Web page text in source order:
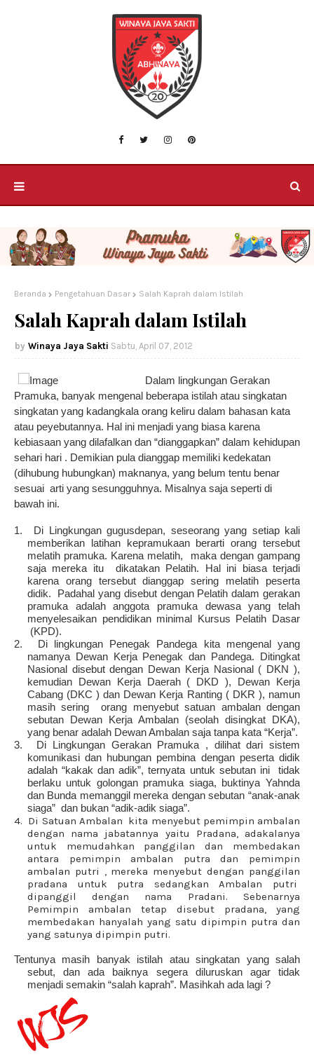
Beranda Pengetahuan Dasar Salah Kaprah dalam Istilah
Salah Kaprah dalam Istilah
Winaya Jaya Sakti Sabtu, April 07, 2012
Dalam lingkungan Gerakan
Pramuka, banyak mengenal beberapa istilah atau singkatan
singkatan yang kadangkala orang keliru dalam bahasan kata
atau peyebutannya. Hal ini menjadi yang biasa karena
kebiasaan yang dilafalkan dan “dianggapkan” dalam kehidupan
sehari hari . Demikian pula dianggap memiliki kedekatan
(dihubung hubungkan) maknanya, yang belum tentu benar
sesuai arti yang sesungguhnya. Misalnya saja seperti di
bawah ini.
1.
Di Lingkungan gugusdepan, seseorang yang setiap kali
memberikan latihan kepramukaan berarti orang tersebut
melatih pramuka. Karena melatih,
maka dengan gampang
saja mereka itu
dikatakan Pelatih. Hal ini biasa terjadi
karena orang tersebut dianggap sering melatih peserta
didik.
Padahal yang disebut dengan Pelatih dalam gerakan
pramuka adalah anggota pramuka dewasa yang telah
menyelesaikan pendidikan minimal Kursus Pelatih Dasar
(KPD).
2.
Di lingkungan Penegak Pandega kita mengenal yang
namanya Dewan Kerja Penegak dan Pandega. Ditingkat
Nasional disebut dengan Dewan Kerja Nasional ( DKN ),
kemudian Dewan Kerja Daerah ( DKD ), Dewan Kerja
Cabang (DKC ) dan Dewan Kerja Ranting ( DKR ), namun
masih sering
orang menyebut satuan ambalan dengan
sebutan Dewan Kerja Ambalan (seolah disingkat DKA),
yang benar adalah Dewan Ambalan saja tanpa kata “Kerja”.
3.
Di Lingkungan Gerakan Pramuka , dilihat dari sistem
komunikasi dan hubungan pembina dengan peserta didik
adalah “kakak dan adik”, ternyata untuk sebutan ini
tidak
berlaku untuk golongan pramuka siaga, buktinya Yahnda
dan Bunda memanggil mereka dengan sebutan “anak-anak
siaga” dan bukan “adik-adik siaga”.
4. Di Satuan Ambalan kita menyebut pemimpin ambalan
dengan nama jabatannya yaitu Pradana, adakalanya
untuk memudahkan panggilan dan membedakan
antara pemimpin ambalan putra dan pemimpin
ambalan putri , mereka menyebut dengan panggilan
pradana untuk putra sedangkan Ambalan putri
dipanggil dengan nama Pradani. Sebenarnya
Pemimpin ambalan tetap disebut pradana, yang
membedakan hanyalah yang satu dipimpin putra dan
yang satunya dipimpin putri.
Tentunya masih banyak istilah atau singkatan yang salah
sebut, dan ada baiknya segera diluruskan agar tidak
menjadi semakin “salah kaprah”. Masihkah ada lagi ?